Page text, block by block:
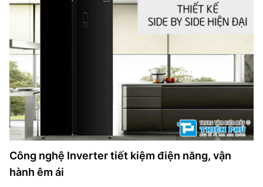
Công nghệ Inverter tiết kiệm điện năng, vận
hành êm ái